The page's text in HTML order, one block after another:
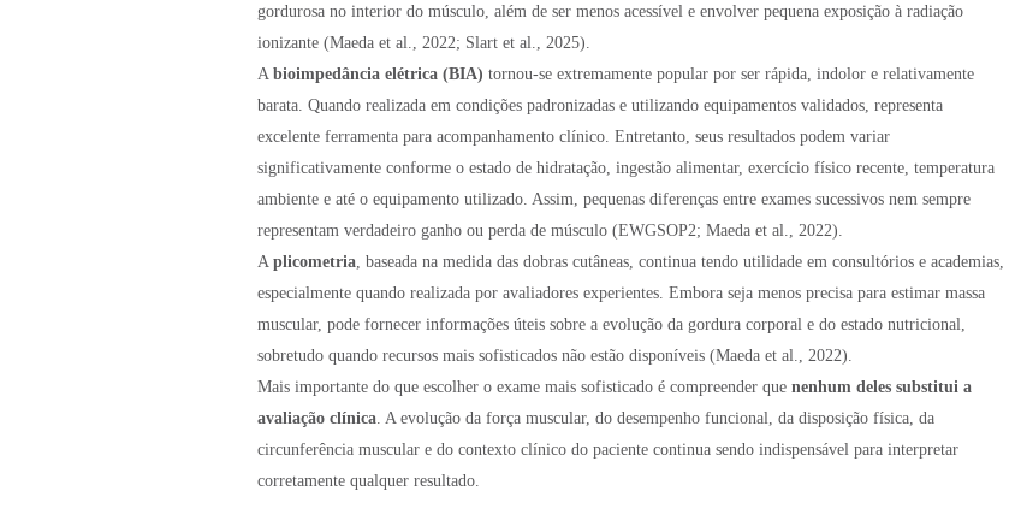
gordurosa no interior do músculo, além de ser menos acessível e envolver pequena exposição à radiação
ionizante (Maeda et al., 2022; Slart et al., 2025).
A bioimpedância elétrica (BIA) tornou-se extremamente popular por ser rápida, indolor e relativamente
barata. Quando realizada em condições padronizadas e utilizando equipamentos validados, representa
excelente ferramenta para acompanhamento clínico. Entretanto, seus resultados podem variar
significativamente conforme o estado de hidratação, ingestão alimentar, exercício físico recente, temperatura
ambiente e até o equipamento utilizado. Assim, pequenas diferenças entre exames sucessivos nem sempre
representam verdadeiro ganho ou perda de músculo (EWGSOP2; Maeda et al., 2022).
A plicometria , baseada na medida das dobras cutâneas, continua tendo utilidade em consultórios e academias,
especialmente quando realizada por avaliadores experientes. Embora seja menos precisa para estimar massa
muscular, pode fornecer informações úteis sobre a evolução da gordura corporal e do estado nutricional,
sobretudo quando recursos mais sofisticados não estão disponíveis (Maeda et al., 2022).
Mais importante do que escolher o exame mais sofisticado é compreender que nenhum deles substitui a
avaliação clínica . A evolução da força muscular, do desempenho funcional, da disposição física, da
circunferência muscular e do contexto clínico do paciente continua sendo indispensável para interpretar
corretamente qualquer resultado.